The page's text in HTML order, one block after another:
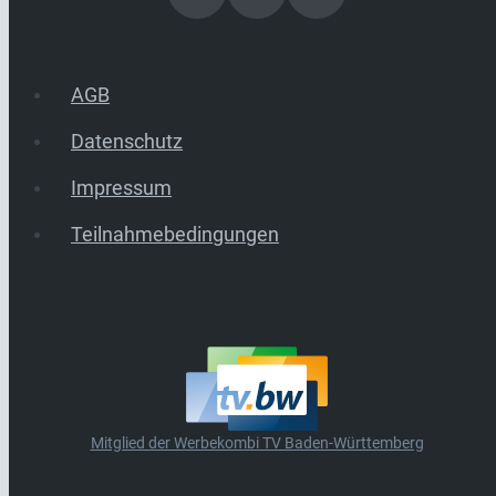
AGB
Datenschutz
Impressum
Teilnahmebedingungen
Mitglied der Werbekombi TV Baden-Württemberg